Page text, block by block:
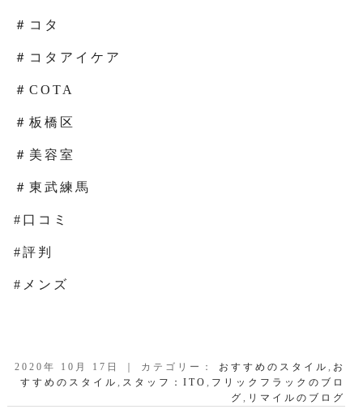
＃コタ
＃コタアイケア
＃COTA
＃板橋区
＃美容室
＃東武練馬
#口コミ
#評判
#メンズ
2020年 10月 17日 ｜ カテゴリー： おすすめのスタイル, お
すすめのスタイル, スタッフ：ITO, フリックフラックのブロ
グ, リマイルのブログ